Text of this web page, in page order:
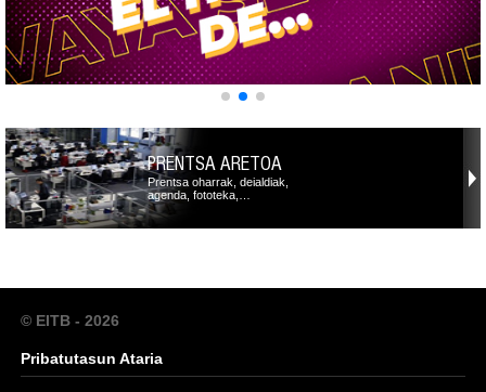
PRENTSA ARETOA
Prentsa oharrak, deialdiak,
agenda, fototeka,…
© EITB - 2026
Pribatutasun Ataria